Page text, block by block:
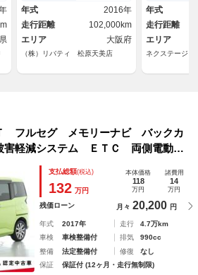
イト ＬＥＤヘッドランプ ス
マートキー
年式
2016年
走行距離
102,000km
エリア
大阪府
（株）リバティ 松原天美店
４インチＡ
オートエア
年式
走行距離
エリア
ネクステージ
フルセグ メモリーナビ バックカ
軽減システム ＥＴＣ 両側電動ス
ンプ ワンオーナー ＤＶＤ再生 記
ントロール アイドリングストップ
支払総額(税込)
132 万円
本体価格
118
万円
諸費用
14
万円
残価ローン 月々 20,200 円
年式 2017年 走行
4.7万km
車検
車検整備付 排気
990cc
整備
法定整備付 修復
なし
保証
保証付 (12ヶ月・走行無制限)